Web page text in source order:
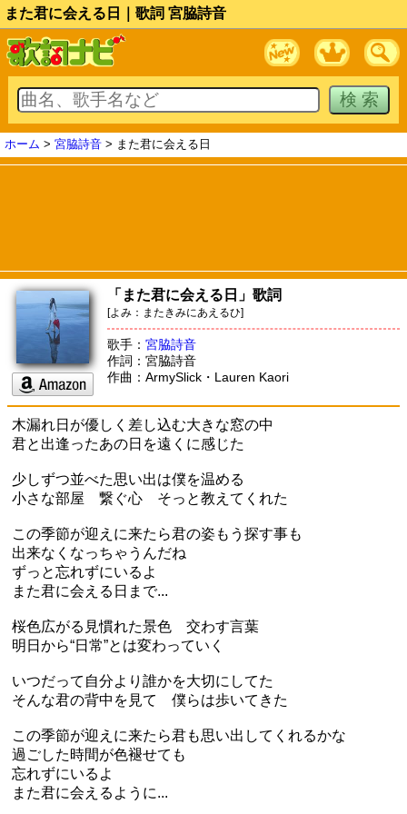
また君に会える日｜歌詞 宮脇詩音
ホーム > 宮脇詩音 > また君に会える日
「また君に会える日」歌詞
[よみ：またきみにあえるひ]
歌手： 宮脇詩音
作詞：宮脇詩音
作曲：ArmySlick・Lauren Kaori
木漏れ日が優しく差し込む大きな窓の中
君と出逢ったあの日を遠くに感じた
少しずつ並べた思い出は僕を温める
小さな部屋 繋ぐ心 そっと教えてくれた
この季節が迎えに来たら君の姿もう探す事も
出来なくなっちゃうんだね
ずっと忘れずにいるよ
また君に会える日まで...
桜色広がる見慣れた景色 交わす言葉
明日から“日常”とは変わっていく
いつだって自分より誰かを大切にしてた
そんな君の背中を見て 僕らは歩いてきた
この季節が迎えに来たら君も思い出してくれるかな
過ごした時間が色褪せても
忘れずにいるよ
また君に会えるように...